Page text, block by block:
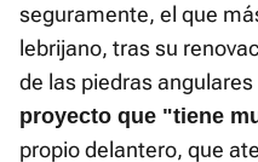
seguramente, el que
lebrijano, tras su
de las piedras
proyecto que "tiene
propio delantero, que